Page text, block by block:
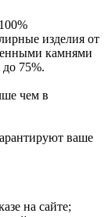
изделия от
камнями
75%.
чем в
ваше
на сайте;